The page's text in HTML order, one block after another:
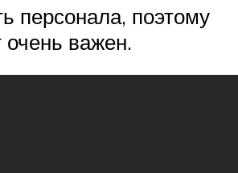
персонала, поэтому
очень важен.